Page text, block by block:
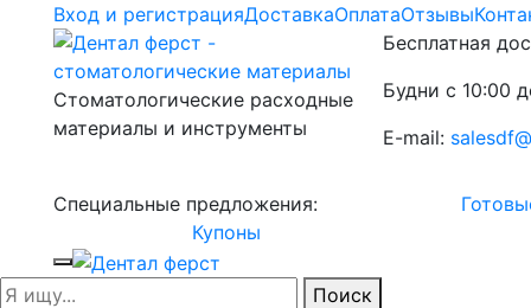
Вход и регистрацияДоставкаОплатаОтзывы
Стоматологические расходные
материалы и инструменты
Бесплатная
Будни с 10:00
E-mail:
Специальные предложения:
Купоны
Поиск